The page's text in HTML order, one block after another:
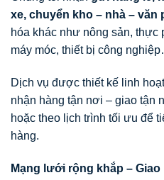
xe, chuyển kho – nhà – văn
hóa khác như nông sản, thực
máy móc, thiết bị công
Dịch vụ được thiết kế linh
nhận hàng tận nơi – giao tận
hoặc theo lịch trình tối ưu để
hàng.
Mạng lưới rộng khắp –